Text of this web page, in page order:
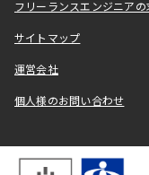
フリーランスエンジニア
サイトマップ
運営会社
個人様のお問い合わせ